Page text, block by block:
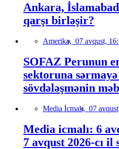
Ankara,
qarşı birləşir?
Amerika, 07 avqust,
SOFAZ Perunun
sektoruna
sövdələşmənin
Media İcmalı, 07
Media icmalı: 6
7 avqust 2026-cı il